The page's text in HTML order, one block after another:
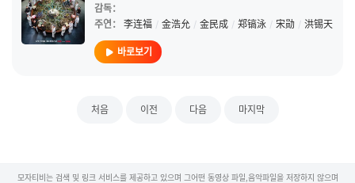
감독：
주연：
李连福 / 金浩允 / 金民成 / 郑镐泳 / 宋勋 / 洪锡天
바로보기
처음 이전 다음 마지막
모자티비는 검색 및 링크 서비스를 제공하고 있으며 그어떤 동영상 파일,음악파일을 저장하지 않으며